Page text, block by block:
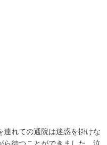
れての通院は迷惑を掛けな
ら待つことができました。泣